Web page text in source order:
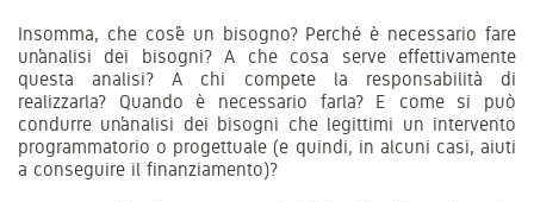
Insomma, che cos’è un bisogno? Perché è necessario fare
un’analisi dei bisogni? A che cosa serve effettivamente
questa analisi? A chi compete la responsabilità di
realizzarla? Quando è necessario farla? E come si può
condurre un’analisi dei bisogni che legittimi un intervento
programmatorio o progettuale (e quindi, in alcuni casi, aiuti
a conseguire il finanziamento)?